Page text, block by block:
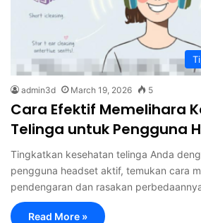
admin3d March 19, 2026 5
Cara Efektif Memelihara
Telinga untuk Pengguna
Tingkatkan kesehatan telinga Anda
pengguna headset aktif, temukan cara
pendengaran dan rasakan
Read More »